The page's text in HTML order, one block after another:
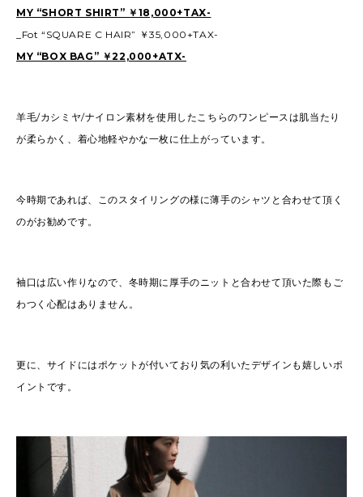
MY “SHORT SHIRT” ￥18,000+TAX-
_Fot “SQUARE C HAIR” ￥35,000+TAX-
MY “BOX BAG” ￥22,000+ATX-
羊毛/カシミヤ/ナイロン素材を使用したこちらのワンピースは肌当たり
が柔らかく、着心地軽やかな一枚に仕上がっています。
今時期であれば、このスタイリングの様に薄手のシャツと合わせて頂く
のがお勧めです。
袖口は広い作りなので、冬時期に厚手のニットと合わせて頂いた際もご
わつく心配はありません。
更に、サイドにはポケットが付いており気の利いたデザインも嬉しいポ
イントです。